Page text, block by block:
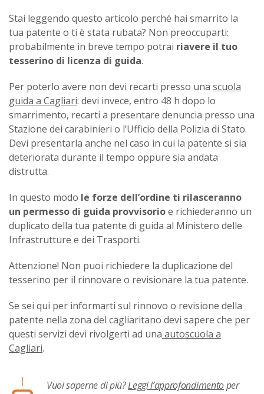
Stai leggendo questo articolo perché hai smarrito la
tua patente o ti è stata rubata? Non preoccuparti:
probabilmente in breve tempo potrai riavere il tuo
tesserino di licenza di guida.
Per poterlo avere non devi recarti presso una scuola
guida a Cagliari: devi invece, entro 48 h dopo lo
smarrimento, recarti a presentare denuncia presso una
Stazione dei carabinieri o l’Ufficio della Polizia di Stato.
Devi presentarla anche nel caso in cui la patente si sia
deteriorata durante il tempo oppure sia andata
distrutta.
In questo modo le forze dell’ordine ti rilasceranno
un permesso di guida provvisorioe richiederanno un
duplicato della tua patente di guida al Ministero delle
Infrastrutture e dei Trasporti.
Attenzione! Non puoi richiedere la duplicazione del
tesserino per il rinnovare o revisionare la tua patente.
Se sei qui per informarti sul rinnovo o revisione della
patente nella zona del cagliaritano devi sapere che per
questi servizi devi rivolgerti ad una autoscuola a
Cagliari.
Vuoi saperne di più?Leggi l’approfondimentoper